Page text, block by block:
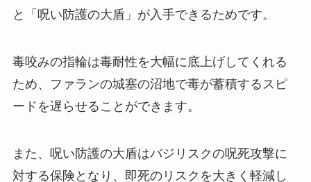
と「呪い防護の大盾」が入手できるためです。
毒咬みの指輪は毒耐性を大幅に底上げしてくれる
ため、ファランの城塞の沼地で毒が蓄積するスピ
ードを遅らせることができます。
また、呪い防護の大盾はバジリスクの呪死攻撃に
対する保険となり、即死のリスクを大きく軽減し